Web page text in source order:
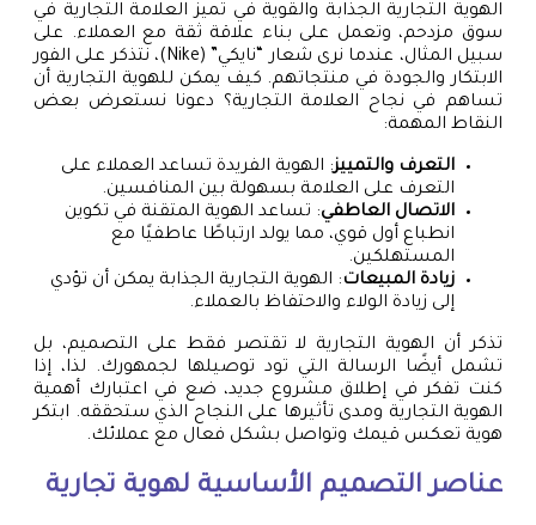
الهوية التجارية الجذابة والقوية في تميز العلامة التجارية في
سوق مزدحم، وتعمل على بناء علاقة ثقة مع العملاء. على
سبيل المثال، عندما نرى شعار “نايكي” (Nike)، نتذكر على الفور
الابتكار والجودة في منتجاتهم. كيف يمكن للهوية التجارية أن
تساهم في نجاح العلامة التجارية؟ دعونا نستعرض بعض
النقاط المهمة:
التعرف والتمييز: الهوية الفريدة تساعد العملاء على
التعرف على العلامة بسهولة بين المنافسين.
الاتصال العاطفي: تساعد الهوية المتقنة في تكوين
انطباع أول قوي، مما يولد ارتباطًا عاطفيًا مع
المستهلكين.
زيادة المبيعات: الهوية التجارية الجذابة يمكن أن تؤدي
إلى زيادة الولاء والاحتفاظ بالعملاء.
تذكر أن الهوية التجارية لا تقتصر فقط على التصميم، بل
تشمل أيضًا الرسالة التي تود توصيلها لجمهورك. لذا، إذا
كنت تفكر في إطلاق مشروع جديد، ضع في اعتبارك أهمية
الهوية التجارية ومدى تأثيرها على النجاح الذي ستحققه. ابتكر
هوية تعكس قيمك وتواصل بشكل فعال مع عملائك.
عناصر التصميم الأساسية لهوية تجارية